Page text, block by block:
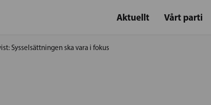
Aktuellt Vårt parti
Sysselsättningen ska vara i fokus